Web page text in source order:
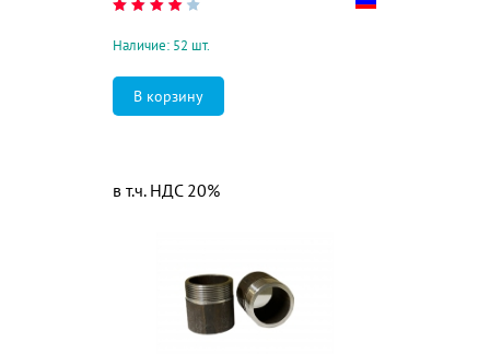
Наличие: 52 шт.
в т.ч. НДС 20%